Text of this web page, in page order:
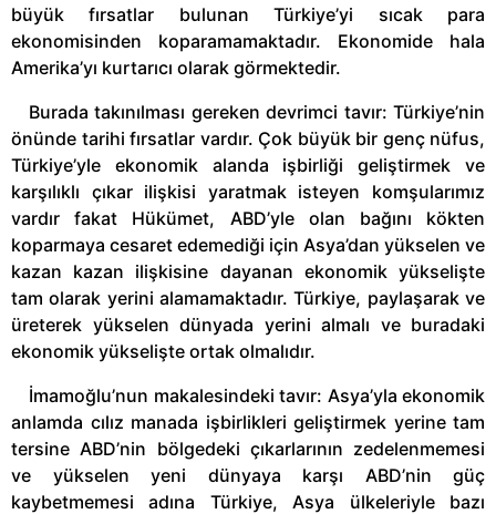
büyük fırsatlar bulunan Türkiye’yi sıcak para
ekonomisinden koparamamaktadır. Ekonomide hala
Amerika’yı kurtarıcı olarak görmektedir.
Burada takınılması gereken devrimci tavır: Türkiye’nin
önünde tarihi fırsatlar vardır. Çok büyük bir genç nüfus,
Türkiye’yle ekonomik alanda işbirliği geliştirmek ve
karşılıklı çıkar ilişkisi yaratmak isteyen komşularımız
vardır fakat Hükümet, ABD’yle olan bağını kökten
koparmaya cesaret edemediği için Asya’dan yükselen ve
kazan kazan ilişkisine dayanan ekonomik yükselişte
tam olarak yerini alamamaktadır. Türkiye, paylaşarak ve
üreterek yükselen dünyada yerini almalı ve buradaki
ekonomik yükselişte ortak olmalıdır.
İmamoğlu’nun makalesindeki tavır: Asya’yla ekonomik
anlamda cılız manada işbirlikleri geliştirmek yerine tam
tersine ABD’nin bölgedeki çıkarlarının zedelenmemesi
ve yükselen yeni dünyaya karşı ABD’nin güç
kaybetmemesi adına Türkiye, Asya ülkeleriyle bazı